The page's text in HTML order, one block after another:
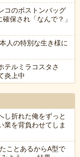
コのボストンバッグ
保され「なんで？」
人の特別な生き様に
テルミラコスタさ
炎上中
し折れた俺をずっと
業を背負わせてしま
ことあるからA型で